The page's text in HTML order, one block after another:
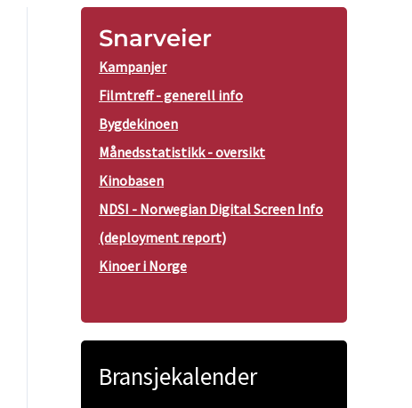
Snarveier
Kampanjer
Filmtreff - generell info
Bygdekinoen
Månedsstatistikk - oversikt
Kinobasen
NDSI - Norwegian Digital Screen Info
(deployment report)
Kinoer i Norge
Bransjekalender